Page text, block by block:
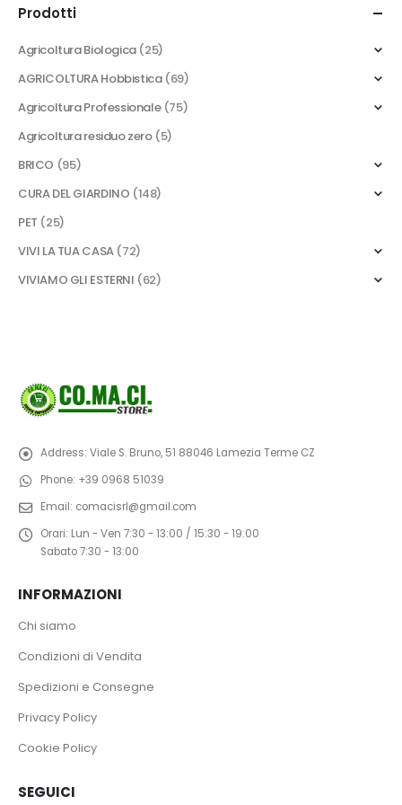
Prodotti
Agricoltura Biologica (25)
AGRICOLTURA Hobbistica (69)
Agricoltura Professionale (75)
Agricoltura residuo zero (5)
BRICO (95)
CURA DEL GIARDINO (148)
PET (25)
VIVI LA TUA CASA (72)
VIVIAMO GLI ESTERNI (62)
Address: Viale S. Bruno, 51 88046 Lamezia Terme CZ
Phone: +39 0968 51039
Email: comacisrl@gmail.com
Orari: Lun - Ven 7:30 - 13:00 / 15:30 - 19:00
Sabato 7:30 - 13:00
INFORMAZIONI
Chi siamo
Condizioni di Vendita
Spedizioni e Consegne
Privacy Policy
Cookie Policy
SEGUICI